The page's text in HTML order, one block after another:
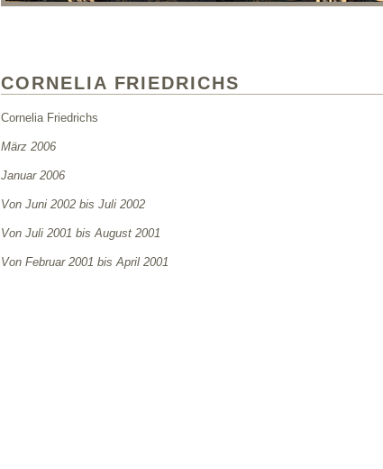
CORNELIA FRIEDRICHS
Cornelia Friedrichs
März 2006
Januar 2006
Von Juni 2002 bis Juli 2002
Von Juli 2001 bis August 2001
Von Februar 2001 bis April 2001